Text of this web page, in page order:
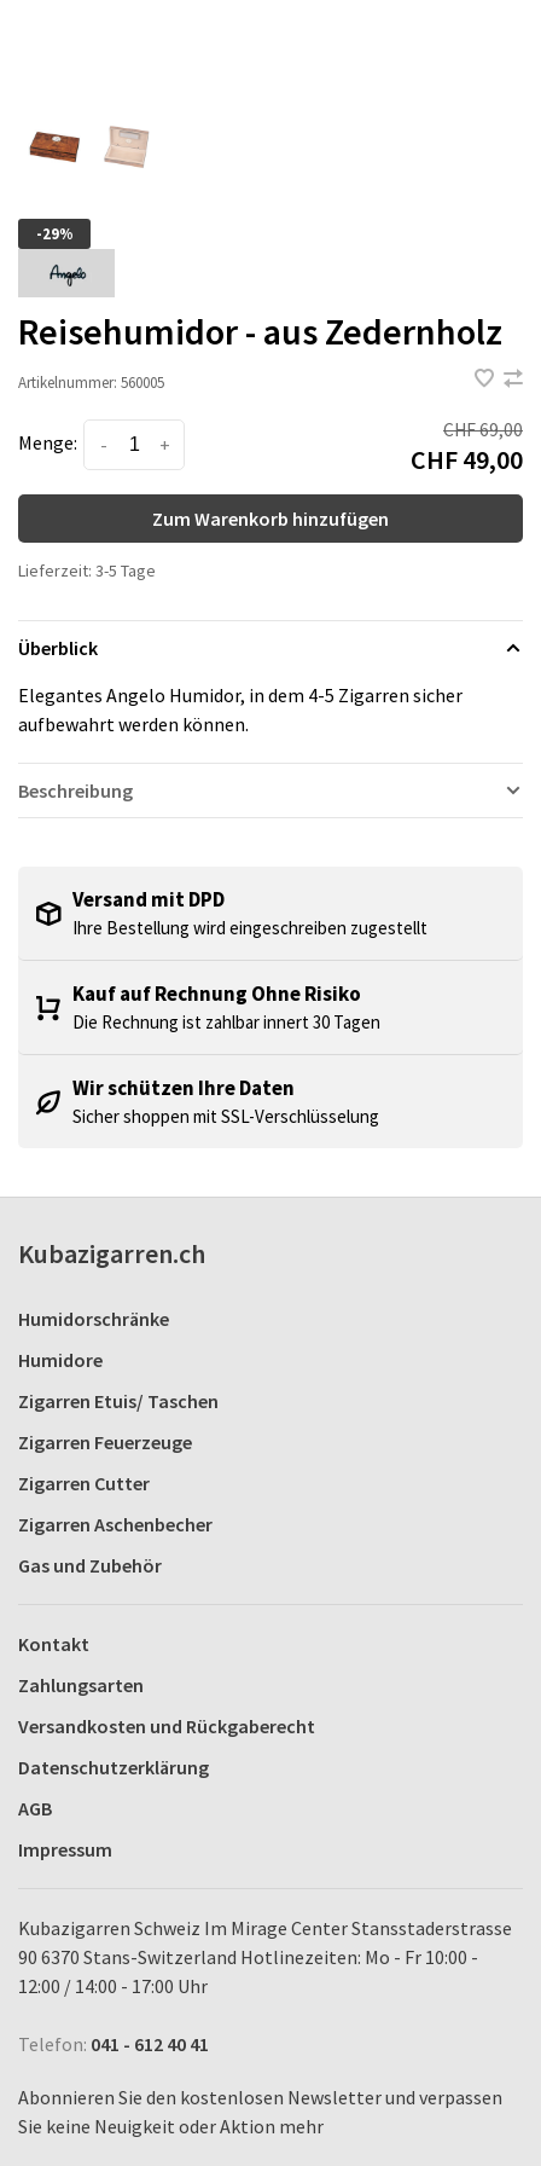
-29%
Reisehumidor - aus Zedernholz
Artikelnummer: 560005
Menge: +
-
CHF 69,00
CHF 49,00
Zum Warenkorb hinzufügen
Lieferzeit: 3-5 Tage
Überblick
Elegantes Angelo Humidor, in dem 4-5 Zigarren sicher
aufbewahrt werden können.
Beschreibung
Versand mit DPD
Ihre Bestellung wird eingeschreiben zugestellt
Kauf auf Rechnung Ohne Risiko
Die Rechnung ist zahlbar innert 30 Tagen
Wir schützen Ihre Daten
Sicher shoppen mit SSL-Verschlüsselung
Kubazigarren.ch
Humidorschränke
Humidore
Zigarren Etuis/ Taschen
Zigarren Feuerzeuge
Zigarren Cutter
Zigarren Aschenbecher
Gas und Zubehör
Kontakt
Zahlungsarten
Versandkosten und Rückgaberecht
Datenschutzerklärung
AGB
Impressum
Kubazigarren Schweiz Im Mirage Center Stansstaderstrasse
90 6370 Stans-Switzerland Hotlinezeiten: Mo - Fr 10:00 -
12:00 / 14:00 - 17:00 Uhr
Telefon: 041 - 612 40 41
Abonnieren Sie den kostenlosen Newsletter und verpassen
Sie keine Neuigkeit oder Aktion mehr